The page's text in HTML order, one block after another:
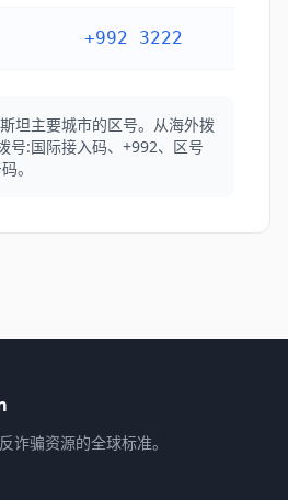
+992 3222
坦主要城市的区号。从海外拨
号:国际接入码、+992、区号
。
诈骗资源的全球标准。